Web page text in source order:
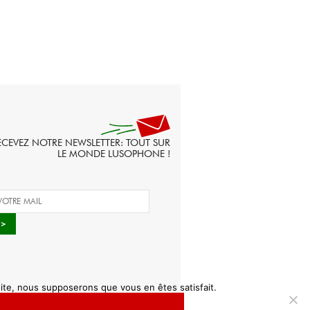
NOTRE NEWSLETTER: TOUT SUR
LE MONDE LUSOPHONE !
nous supposerons que vous en êtes satisfait.